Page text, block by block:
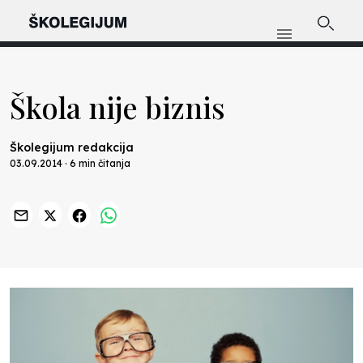
Škola nije biznis
Školegijum redakcija
03.09.2014 · 6 min čitanja